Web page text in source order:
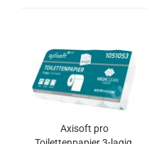
Axisoft pro